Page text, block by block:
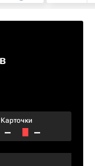
Карточки
– –